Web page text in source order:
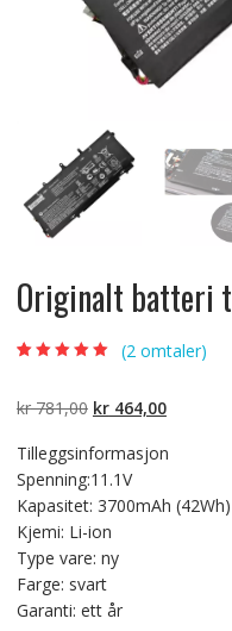
Originalt batteri
kundevurderinger
(2omtaler)
kr781,00 Opprinnelig
var:
kr 781,00.
kr464,00
er:
Tilleggsinformasjon
Spenning:11.1V
Kapasitet: 3700mAh (42Wh)
Kjemi: Li-ion
Type vare: ny
Farge: svart
Garanti: ett år